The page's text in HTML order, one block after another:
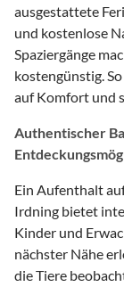
ausgestattete
und kostenlose
Spaziergänge
kostengünstig.
auf Komfort und
Authentischer
Ein Aufenthalt
Irdning bietet
Kinder und
nächster Nähe
die Tiere